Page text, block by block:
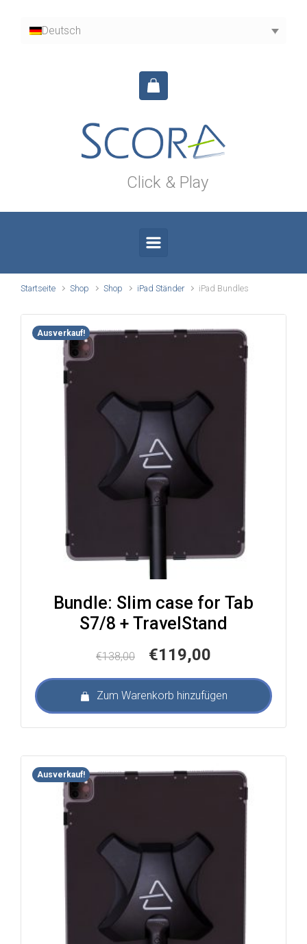
Deutsch
Click & Play
Startseite Shop Shop iPad Ständer iPad Bundles
Ausverkauf!
Bundle: Slim case for Tab
S7/8 + TravelStand
€138,00
Ursprünglicher
war:
€138,00
€119,00
ist:
€119,00.
Zum Warenkorb hinzufügen
Ausverkauf!